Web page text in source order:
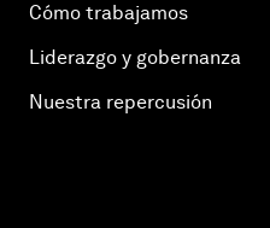
Cómo trabajamos
Liderazgo y gobernanza
Nuestra repercusión